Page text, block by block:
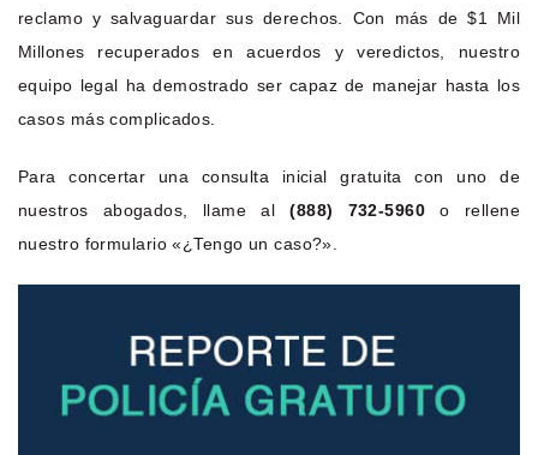
reclamo y salvaguardar sus derechos. Con más de $1 Mil
Millones recuperados en acuerdos y veredictos, nuestro
equipo legal ha demostrado ser capaz de manejar hasta los
casos más complicados.
Para concertar una consulta inicial gratuita con uno de
nuestros abogados, llame al(888) 732-5960 o rellene
nuestro formulario «¿Tengo un caso?».